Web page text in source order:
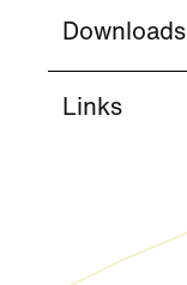
Downloads
Links